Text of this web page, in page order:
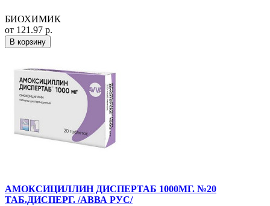
БИОХИМИК
от 121.97 р.
В корзину
АМОКСИЦИЛЛИН ДИСПЕРТАБ 1000МГ. №20
ТАБ.ДИСПЕРГ. /АВВА РУС/